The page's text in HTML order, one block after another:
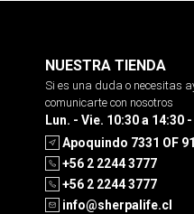
NUESTRA TIENDA
Si es una duda o necesitas
comunicarte con nosotros
Lun. - Vie. 10:30 a 14:30
Apoquindo 7331 OF
+56 2 2244 3777
+56 2 2244 3777
info@sherpalife.cl